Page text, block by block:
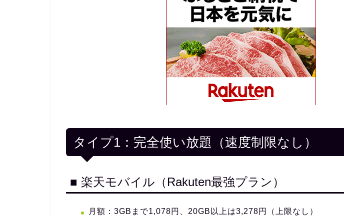
タイプ1：完全使い放題（速度制限なし）
■ 楽天モバイル（Rakuten最強プラン）
月額：3GBまで1,078円、20GB以上は3,278円（上限なし）